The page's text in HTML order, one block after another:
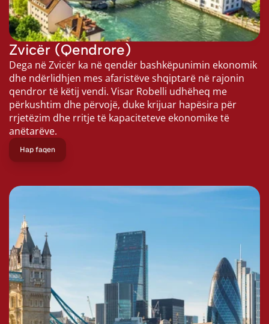
Zvicër (Qendrore)
Dega në Zvicër ka në qendër bashkëpunimin ekonomik
dhe ndërlidhjen mes afaristëve shqiptarë në rajonin
qendror të këtij vendi. Visar Robelli udhëheq me
përkushtim dhe përvojë, duke krijuar hapësira për
rrjetëzim dhe rritje të kapaciteteve ekonomike të
anëtarëve.
Hap faqen